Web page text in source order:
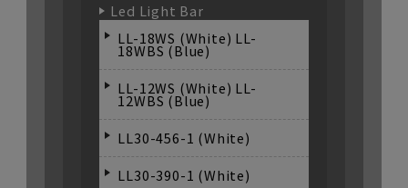
Led Light Bar
LL-18WS (White) LL-
18WBS (Blue)
LL-12WS (White) LL-
12WBS (Blue)
LL30-456-1 (White)
LL30-390-1 (White)